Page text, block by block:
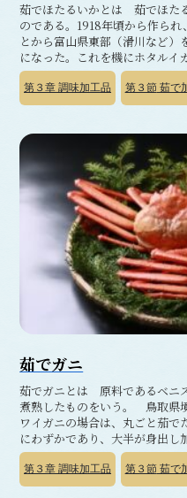
茹でほたるいかとは 茹でほた
のである。1918年頃から作ら
とから富山県東部（滑川など）
になった。これを機にホタルイ
第３章 調味加工品 第３節茹で
茹でガニ
茹でガニとは 原料であるベニ
煮熟したものをいう。 鳥取県
ワイガニの場合は、丸ごと茄
にわずかであり、大半が身出し
第３章 調味加工品 第３節茹で